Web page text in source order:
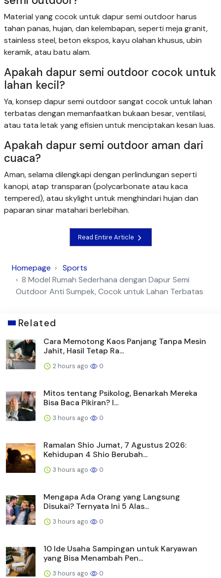
Material yang cocok untuk dapur semi outdoor harus
tahan panas, hujan, dan kelembapan, seperti meja granit,
stainless steel, beton ekspos, kayu olahan khusus, ubin
keramik, atau batu alam.
Apakah dapur semi outdoor cocok untuk
lahan kecil?
Ya, konsep dapur semi outdoor sangat cocok untuk lahan
terbatas dengan memanfaatkan bukaan besar, ventilasi,
atau tata letak yang efisien untuk menciptakan kesan luas.
Apakah dapur semi outdoor aman dari
cuaca?
Aman, selama dilengkapi dengan perlindungan seperti
kanopi, atap transparan (polycarbonate atau kaca
tempered), atau skylight untuk menghindari hujan dan
paparan sinar matahari berlebihan.
Read Entire Article
Homepage
Sports
8 Model Rumah Sederhana dengan Dapur Semi
Outdoor Anti Sumpek, Cocok untuk Lahan Terbatas
Related
Cara Memotong Kaos Panjang Tanpa Mesin
Jahit, Hasil Tetap Ra...
2 hours ago 0
Mitos tentang Psikolog, Benarkah Mereka
Bisa Baca Pikiran? I...
3 hours ago 0
Ramalan Shio Jumat, 7 Agustus 2026:
Kehidupan 4 Shio Berubah...
3 hours ago 0
Mengapa Ada Orang yang Langsung
Disukai? Ternyata Ini 5 Alas...
3 hours ago 0
10 Ide Usaha Sampingan untuk Karyawan
yang Bisa Menambah Pen...
3 hours ago 0